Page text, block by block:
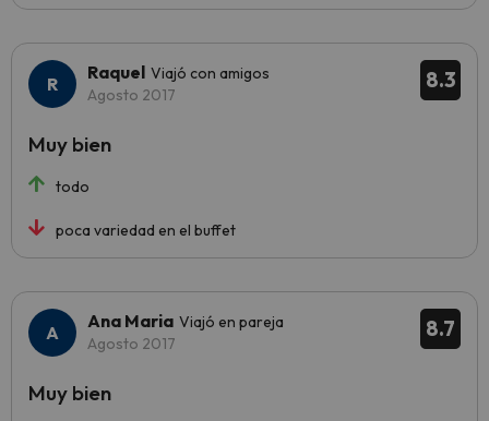
8.3
Raquel Viajó con amigos
Agosto 2017
todo
poca variedad en el buffet
Muy bien
8.7
Ana Maria Viajó en pareja
Agosto 2017
Muy bien